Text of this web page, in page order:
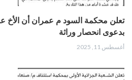
تعلن محكمة السود م عمران أن الأخ
بدعوى انحصار وراثة
أغسطس 11, 2025